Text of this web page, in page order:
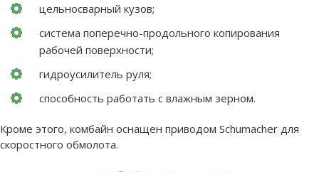
цельносварный кузов;
система поперечно-продольного копирования
рабочей поверхности;
гидроусилитель руля;
способность работать с влажным зерном.
Кроме этого, комбайн оснащен приводом Schumacher для
скоростного обмолота.